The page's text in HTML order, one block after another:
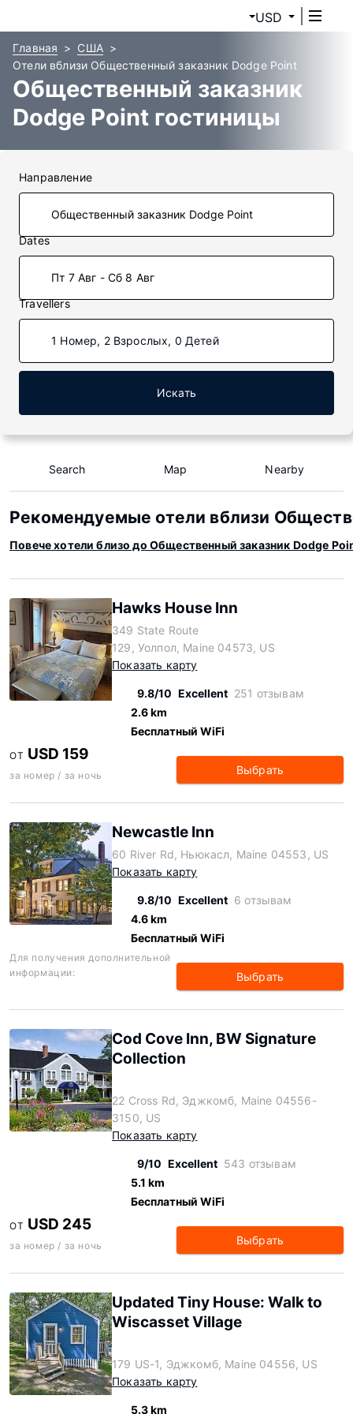
USD
Главная
США
Отели вблизи Общественный заказник Dodge Point
Общественный заказник
Dodge Point гостиницы
Направление
Dates
Пт 7 Авг - Сб 8 Авг
Travellers
1 Номер, 2 Взрослых, 0 Детей
Искать
Search Map Nearby
Рекомендуемые отели вблизи
Повече хотели близо до Общественный заказник Dodge
Hawks House Inn
349 State Route
129, Уолпол, Maine 04573, US
Показать карту
9.8/10 Excellent 251 отзывам
2.6 km
Бесплатный WiFi
ОТ USD 159
за номер / за ночь Выбрать
Newcastle Inn
60 River Rd, Ньюкасл, Maine 04553, US
Показать карту
9.8/10 Excellent 6 отзывам
4.6 km
Бесплатный WiFi
Для получения дополнительной
информации:
Выбрать
Cod Cove Inn, BW Signature
Collection
22 Cross Rd, Эджкомб, Maine 04556-
3150, US
Показать карту
9/10 Excellent 543 отзывам
5.1 km
Бесплатный WiFi
ОТ USD 245
за номер / за ночь Выбрать
Updated Tiny House: Walk to
Wiscasset Village
179 US-1, Эджкомб, Maine 04556, US
Показать карту
5.3 km